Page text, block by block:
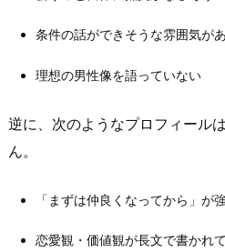
方
ロ
ィ
感）
条件の話ができそうな雰囲気が
理想の男性像を語っていない
逆に、次のようなプロフィール
ん。
「まずは仲良くなってから」が
恋愛観・価値観が長文で書かれ